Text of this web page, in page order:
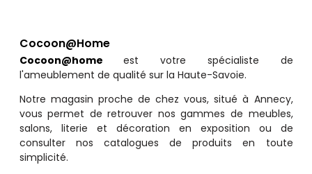
Cocoon@home
Cocoon@homeest votre spécialiste de
l'ameublement de qualité sur la Haute-Savoie.
Notre magasin proche de chez vous, situé à Annecy,
vous permet de retrouver nos gammes de meubles,
salons, literie et décoration en exposition ou de
consulter nos catalogues de produits en toute
simplicité.